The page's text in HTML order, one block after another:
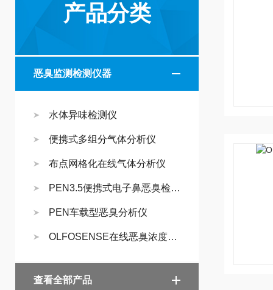
产品分类
恶臭监测检测仪器
水体异味检测仪
便携式多组分气体分析仪
布点网格化在线气体分析仪
PEN3.5便携式电子鼻恶臭检测仪
PEN车载型恶臭分析仪
OLFOSENSE在线恶臭浓度监测系统
查看全部产品